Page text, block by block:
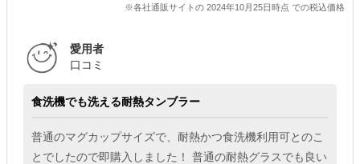
※各社通販サイトの 2024年10月25日時点 での税込価格
愛用者
口コミ
食洗機でも洗える耐熱タンブラー
普通のマグカップサイズで、耐熱かつ食洗機利用可とのこ
とでしたので即購入しました！ 普通の耐熱グラスでも良い